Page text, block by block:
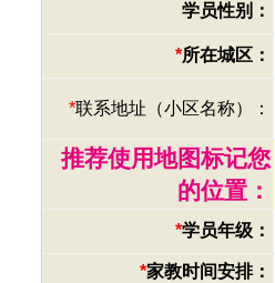
学员性别：
*所在城区：
*联系地址（小区名称）：
推荐使用地图标记您
的位置：
*学员年级：
*家教时间安排：